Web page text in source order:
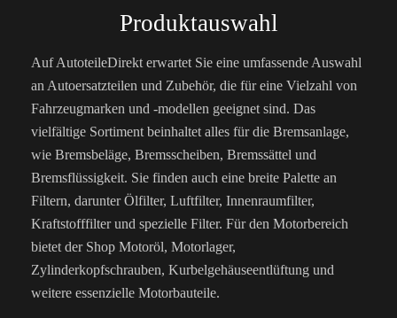
Produktauswahl
Auf AutoteileDirekt erwartet Sie eine umfassende Auswahl
an Autoersatzteilen und Zubehör, die für eine Vielzahl von
Fahrzeugmarken und -modellen geeignet sind. Das
vielfältige Sortiment beinhaltet alles für die Bremsanlage,
wie Bremsbeläge, Bremsscheiben, Bremssättel und
Bremsflüssigkeit. Sie finden auch eine breite Palette an
Filtern, darunter Ölfilter, Luftfilter, Innenraumfilter,
Kraftstofffilter und spezielle Filter. Für den Motorbereich
bietet der Shop Motoröl, Motorlager,
Zylinderkopfschrauben, Kurbelgehäuseentlüftung und
weitere essenzielle Motorbauteile.